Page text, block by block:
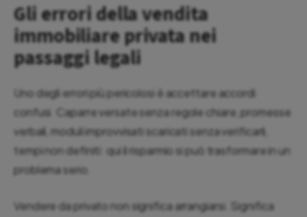
Gli errori della vendita
immobiliare privata nei
passaggi legali
Uno degli errori più pericolosi è accettare accordi
confusi. Caparre versate senza regole chiare, promesse
verbali, moduli improvvisati scaricati senza verificarli,
tempi non definiti: qui il risparmio si può trasformare in un
problema serio.
Vendere da privato non significa arrangiarsi. Significa